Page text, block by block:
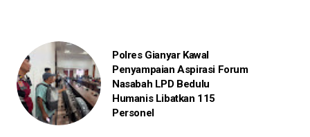
Polres Gianyar Kawal
Penyampaian Aspirasi Forum
Nasabah LPD Bedulu
Humanis Libatkan 115
Personel